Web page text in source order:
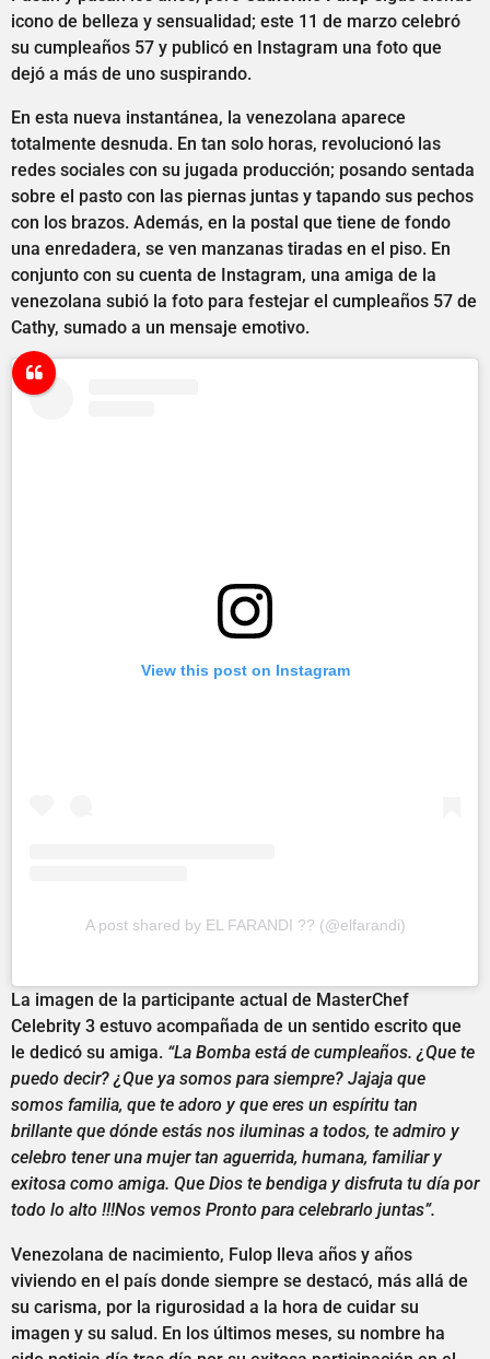
icono de belleza y sensualidad; este 11 de marzo celebró
su cumpleaños 57 y publicó en Instagram una foto que
dejó a más de uno suspirando.
En esta nueva instantánea, la venezolana aparece
totalmente desnuda. En tan solo horas, revolucionó las
redes sociales con su jugada producción; posando sentada
sobre el pasto con las piernas juntas y tapando sus pechos
con los brazos. Además, en la postal que tiene de fondo
una enredadera, se ven manzanas tiradas en el piso. En
conjunto con su cuenta de Instagram, una amiga de la
venezolana subió la foto para festejar el cumpleaños 57 de
Cathy, sumado a un mensaje emotivo.
View this post on Instagram
A post shared by EL FARANDI ?? (@elfarandi)
La imagen de la participante actual de MasterChef
Celebrity 3 estuvo acompañada de un sentido escrito que
le dedicó su amiga. “La Bomba está de cumpleaños. ¿Que te
puedo decir? ¿Que ya somos para siempre? Jajaja que
somos familia, que te adoro y que eres un espíritu tan
brillante que dónde estás nos iluminas a todos, te admiro y
celebro tener una mujer tan aguerrida, humana, familiar y
exitosa como amiga. Que Dios te bendiga y disfruta tu día por
todo lo alto !!!Nos vemos Pronto para celebrarlo juntas”.
Venezolana de nacimiento, Fulop lleva años y años
viviendo en el país donde siempre se destacó, más allá de
su carisma, por la rigurosidad a la hora de cuidar su
imagen y su salud. En los últimos meses, su nombre ha